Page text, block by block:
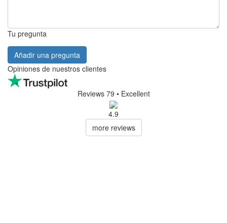
Tu pregunta
Añadir una pregunta
Opiniones de nuestros clientes
Reviews 79 • Excellent
4.9
more reviews